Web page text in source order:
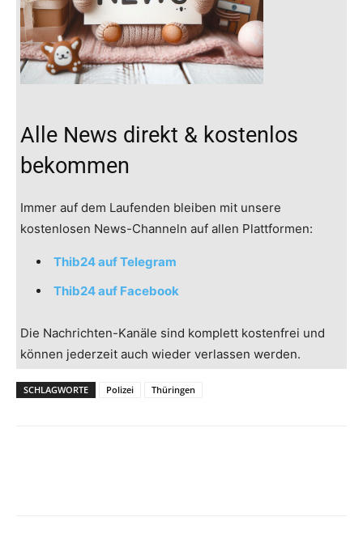
Alle News direkt & kostenlos
bekommen
Immer auf dem Laufenden bleiben mit unsere
kostenlosen News-Channeln auf allen Plattformen:
Thib24 auf Telegram
Thib24 auf Facebook
Die Nachrichten-Kanäle sind komplett kostenfrei und
können jederzeit auch wieder verlassen werden.
SCHLAGWORTE Polizei Thüringen